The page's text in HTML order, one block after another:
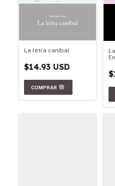
La letra caníbal
$14.93 USD